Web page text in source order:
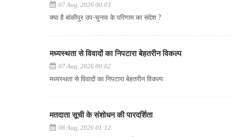
07 Aug, 2026 00:03
क्या है बांकीपुर उप-चुनाव के परिणाम का संदेश ?
मध्यस्थता से विवादों का निपटारा बेहतरीन विकल्प
07 Aug, 2026 00:02
मध्यस्थता से विवादों का निपटारा बेहतरीन विकल्प
मतदाता सूची के संशोधन की पारदर्शिता
06 Aug, 2026 01:12